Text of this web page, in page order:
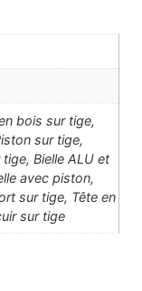
bois sur tige,
sur tige,
Bielle ALU et
avec piston,
sur tige, Tête en
sur tige